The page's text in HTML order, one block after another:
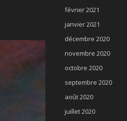
février 2021
janvier 2021
décembre 2020
novembre 2020
octobre 2020
septembre 2020
août 2020
juillet 2020